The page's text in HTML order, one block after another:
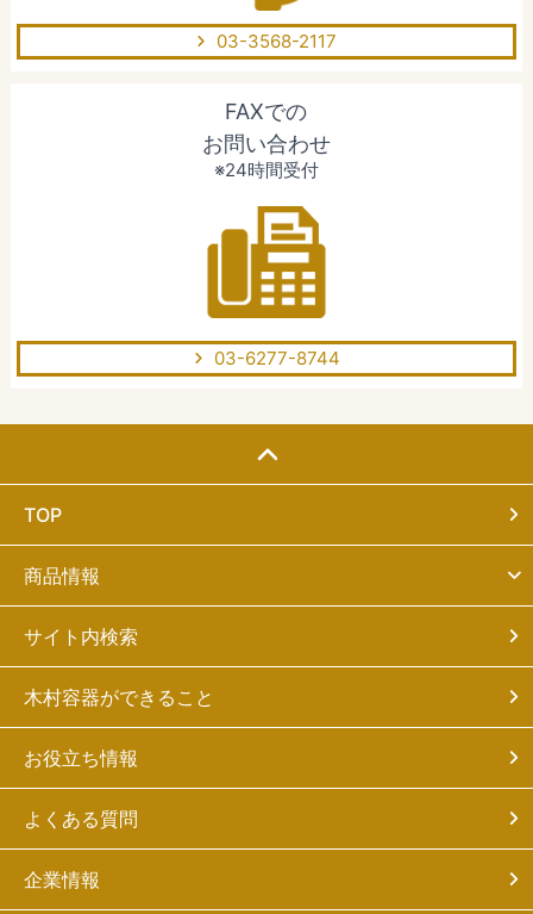
03-3568-2117
FAXでの
お問い合わせ
※24時間受付
03-6277-8744
TOP
商品情報
サイト内検索
木村容器ができること
お役立ち情報
よくある質問
企業情報